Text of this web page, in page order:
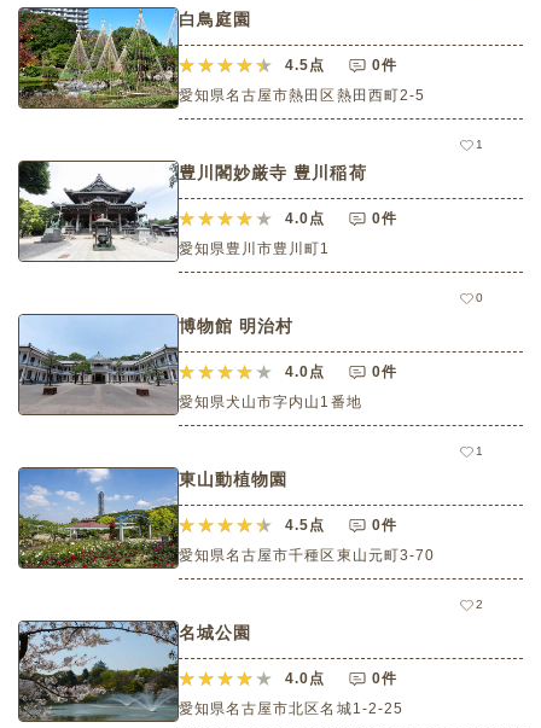
白鳥庭園
4.5点
0件
愛知県名古屋市熱田区熱田西町2-5
1
豊川閣妙厳寺 豊川稲荷
4.0点
0件
愛知県豊川市豊川町1
0
博物館 明治村
4.0点
0件
愛知県犬山市字内山1番地
1
東山動植物園
4.5点
0件
愛知県名古屋市千種区東山元町3-70
2
名城公園
4.0点
0件
愛知県名古屋市北区名城1-2-25